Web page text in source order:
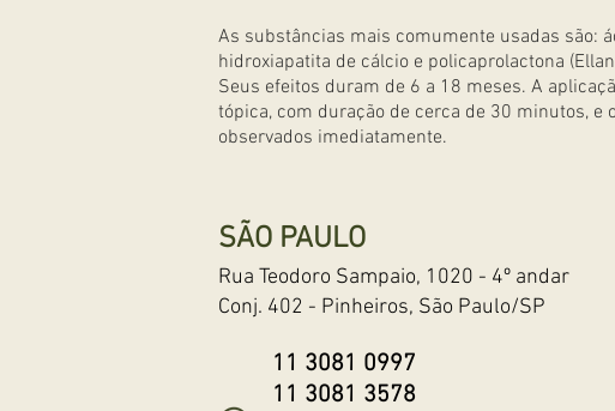
As substâncias mais comumente usadas são:
hidroxiapatita de cálcio e policaprolactona
Seus efeitos duram de 6 a 18 meses. A
tópica, com duração de cerca de 30 minutos, e
observados imediatamente.
SÃO PAULO
Rua Teodoro Sampaio, 1020 - 4º andar
Conj. 402 - Pinheiros, São Paulo/SP
11 3081 0997
11 3081 3578